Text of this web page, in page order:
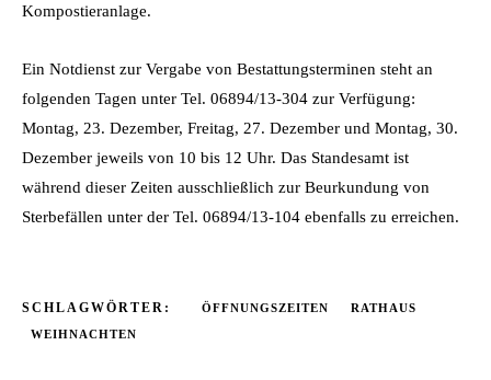
Kompostieranlage.
Ein Notdienst zur Vergabe von Bestattungsterminen steht an
folgenden Tagen unter Tel. 06894/13-304 zur Verfügung:
Montag, 23. Dezember, Freitag, 27. Dezember und Montag, 30.
Dezember jeweils von 10 bis 12 Uhr. Das Standesamt ist
während dieser Zeiten ausschließlich zur Beurkundung von
Sterbefällen unter der Tel. 06894/13-104 ebenfalls zu erreichen.
SCHLAGWÖRTER: ÖFFNUNGSZEITEN
RATHAUS
WEIHNACHTEN